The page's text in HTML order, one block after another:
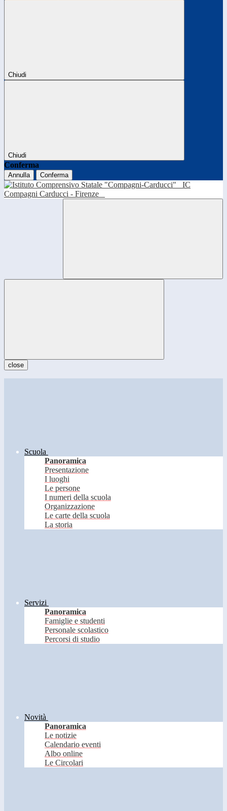
Chiudi
Chiudi
Conferma
Annulla Conferma
IC
Compagni Carducci - Firenze
close
Scuola
Panoramica
Presentazione
I luoghi
Le persone
I numeri della scuola
Organizzazione
Le carte della scuola
La storia
Servizi
Panoramica
Famiglie e studenti
Personale scolastico
Percorsi di studio
Novità
Panoramica
Le notizie
Calendario eventi
Albo online
Le Circolari